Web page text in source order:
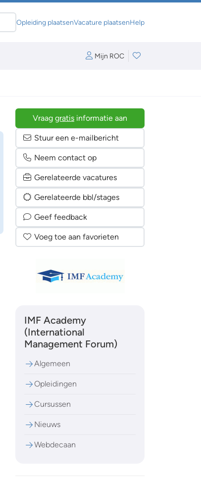
Opleiding plaatsenVacature plaatsenHelp
Mijn ROC
Vraag gratis informatie aan
Stuur een e-mailbericht
Neem contact op
Gerelateerde vacatures
Gerelateerde bbl/stages
Geef feedback
Voeg toe aan favorieten
IMF Academy
(International
Management Forum)
Algemeen
Opleidingen
Cursussen
Nieuws
Webdecaan